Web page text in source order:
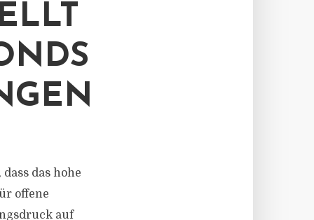
das hohe
offene
auf